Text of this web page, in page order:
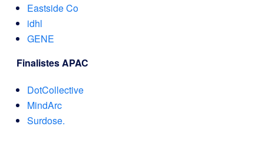
Eastside Co
idhl
GENE
Finalistes APAC
DotCollective
MindArc
Surdose.